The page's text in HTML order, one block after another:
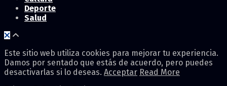
Deporte
Salud
Este sitio web utiliza cookies para mejorar tu experiencia.
Damos por sentado que estás de acuerdo, pero puedes
desactivarlas si lo deseas. Acceptar Read More